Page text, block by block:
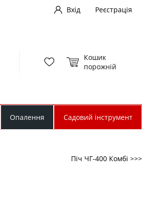
Вхід
Реєстрація
Кошик
порожній
Опалення Садовий інструмент
Піч ЧГ-400 Комбі >>>